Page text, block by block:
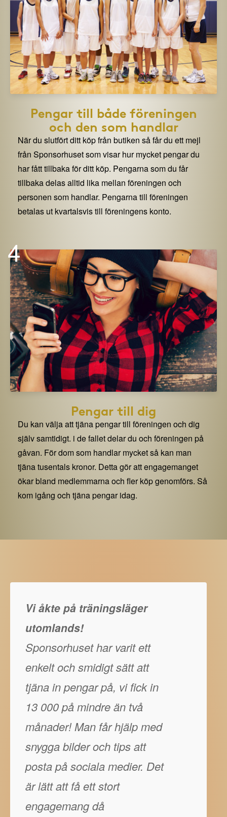
Pengar till både föreningen
och den som handlar
När du slutfört ditt köp från butiken så får du ett mejl
från Sponsorhuset som visar hur mycket pengar du
har fått tillbaka för ditt köp. Pengarna som du får
tillbaka delas alltid lika mellan föreningen och
personen som handlar. Pengarna till föreningen
betalas ut kvartalsvis till föreningens konto.
4
Pengar till dig
Du kan välja att tjäna pengar till föreningen och dig
själv samtidigt. i de fallet delar du och föreningen på
gåvan. För dom som handlar mycket så kan man
tjäna tusentals kronor. Detta gör att engagemanget
ökar bland medlemmarna och fler köp genomförs. Så
kom igång och tjäna pengar idag.
Vi åkte på träningsläger
utomlands!
Sponsorhuset har varit ett
enkelt och smidigt sätt att
tjäna in pengar på, vi fick in
13 000 på mindre än två
månader! Man får hjälp med
snygga bilder och tips att
posta på sociala medier. Det
är lätt att få ett stort
engagemang då